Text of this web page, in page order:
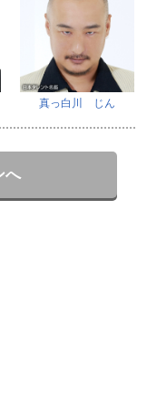
真っ白川 じん
へ